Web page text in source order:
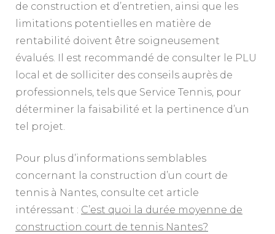
de construction et d’entretien, ainsi que les
limitations potentielles en matière de
rentabilité doivent être soigneusement
évalués. Il est recommandé de consulter le PLU
local et de solliciter des conseils auprès de
professionnels, tels que Service Tennis, pour
déterminer la faisabilité et la pertinence d’un
tel projet.
Pour plus d’informations semblables
concernant la construction d’un court de
tennis à Nantes, consulte cet article
intéressant : C’est quoi la durée moyenne de
construction court de tennis Nantes?